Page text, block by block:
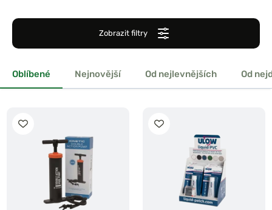
Zobrazit filtry
Oblíbené Nejnovější Od nejlevnějších Od